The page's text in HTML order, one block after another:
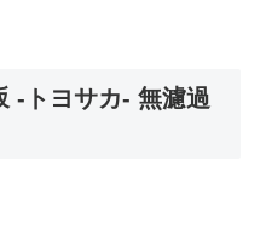
-トヨサカ- 無濾過